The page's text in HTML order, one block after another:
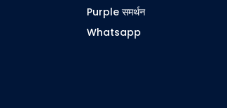
Purple समर्थन
Whatsapp